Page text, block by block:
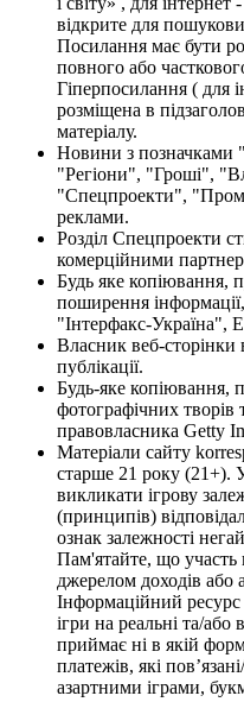
відкрите для
Посилання має бути
повного або
Гіперпосилання ( для
розміщена в
матеріалу.
Новини з позначками
"Регіони", "Гроші",
"Спецпроекти",
реклами.
Розділ Спецпроекти
комерційними
Будь яке копіювання,
поширення
"Інтерфакс-Україна",
Власник веб-сторінки
публікації.
Будь-яке копіювання,
фотографічних творів
правовласника Getty
Матеріали сайту
старше 21 року (21+).
викликати ігрову
(принципів)
ознак залежності
Пам'ятайте, що участь
джерелом доходів або
Інформаційний
ігри на реальні та/або
приймає ні в якій
платежів, які
азартними іграми,